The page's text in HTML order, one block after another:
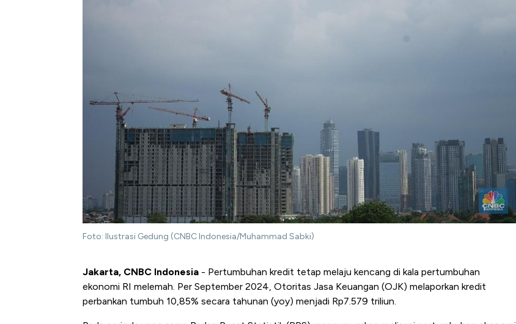
Foto: Ilustrasi Gedung (CNBC Indonesia/Muhammad Sabki)
Jakarta, CNBC Indonesia - Pertumbuhan kredit tetap melaju kencang di kala pertumbuhan
ekonomi RI melemah. Per September 2024, Otoritas Jasa Keuangan (OJK) melaporkan kredit
perbankan tumbuh 10,85% secara tahunan (yoy) menjadi Rp7.579 triliun.